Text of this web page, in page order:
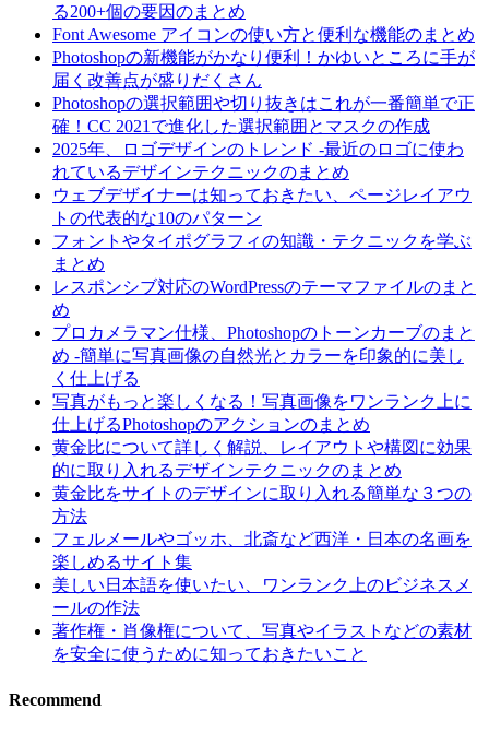
る200+個の要因のまとめ
Font Awesome アイコンの使い方と便利な機能のまとめ
Photoshopの新機能がかなり便利！かゆいところに手が
届く改善点が盛りだくさん
Photoshopの選択範囲や切り抜きはこれが一番簡単で正
確！CC 2021で進化した選択範囲とマスクの作成
2025年、ロゴデザインのトレンド -最近のロゴに使わ
れているデザインテクニックのまとめ
ウェブデザイナーは知っておきたい、ページレイアウ
トの代表的な10のパターン
フォントやタイポグラフィの知識・テクニックを学ぶ
まとめ
レスポンシブ対応のWordPressのテーマファイルのまと
め
プロカメラマン仕様、Photoshopのトーンカーブのまと
め -簡単に写真画像の自然光とカラーを印象的に美し
く仕上げる
写真がもっと楽しくなる！写真画像をワンランク上に
仕上げるPhotoshopのアクションのまとめ
黄金比について詳しく解説、レイアウトや構図に効果
的に取り入れるデザインテクニックのまとめ
黄金比をサイトのデザインに取り入れる簡単な３つの
方法
フェルメールやゴッホ、北斎など西洋・日本の名画を
楽しめるサイト集
美しい日本語を使いたい、ワンランク上のビジネスメ
ールの作法
著作権・肖像権について、写真やイラストなどの素材
を安全に使うために知っておきたいこと
Recommend